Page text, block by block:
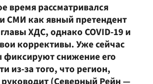
время рассматривался
СМИ как явный претендент
ХДС, однако COVID-19 и
коррективы. Уже сейчас
снижение его
из-за того, что регион,